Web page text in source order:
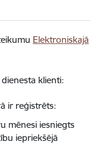
Elektroniskajā
klienti:
ir reģistrēts:
mēnesi iesniegts
iepriekšējā